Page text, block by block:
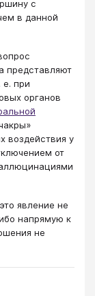
с
в данной
представляют
при
органов
воздействия у
от
явление не
напрямую к
не